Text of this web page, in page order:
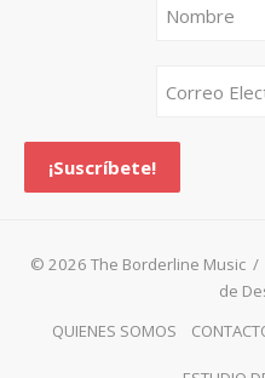
© 2026 The Borderline Music /
de
QUIENES SOMOS